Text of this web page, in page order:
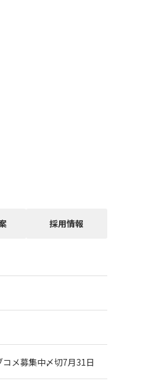
採用情報
メ募集中〆切7月31日